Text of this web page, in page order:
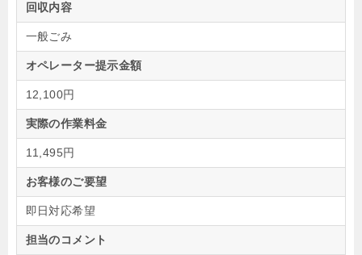
回収内容
一般ごみ
オペレーター提示金額
12,100円
実際の作業料金
11,495円
お客様のご要望
即日対応希望
担当のコメント